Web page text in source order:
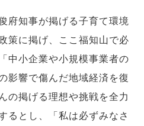
府知事が掲げる子育て環境
策に掲げ、ここ福知山で必
中小企業や小規模事業者の
影響で傷んだ地域経済を復
の掲げる理想や挑戦を全力
るとし、「私は必ずみなさ